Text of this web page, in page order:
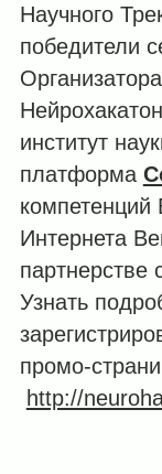
Научного
победители
институт
платформа
компетенций
Интернета
партнерстве
Узнать
промо-
http://